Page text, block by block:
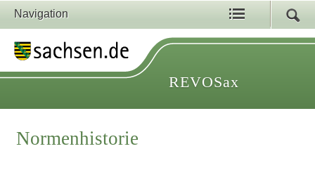
Navigation
REVOSax
Normenhistorie